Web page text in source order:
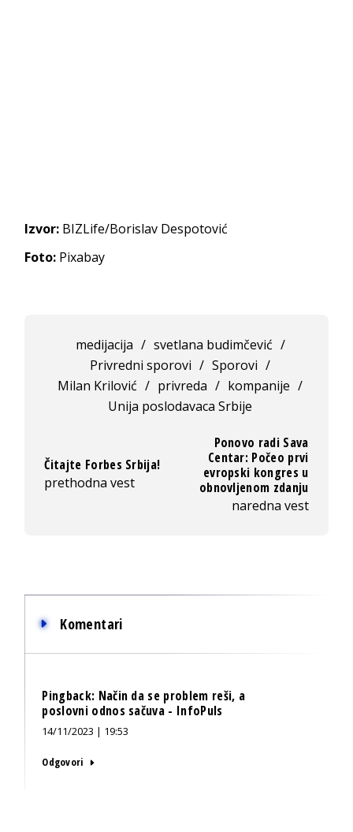
Izvor: BIZLife/Borislav Despotović
Foto: Pixabay
medijacija / svetlana budimčević /
Privredni sporovi / Sporovi /
Milan Krilović / privreda / kompanije /
Unija poslodavaca Srbije
Čitajte Forbes Srbija!
prethodna vest
Ponovo radi Sava
Centar: Počeo prvi
evropski kongres u
obnovljenom zdanju
naredna vest
Komentari
Pingback: Način da se problem reši, a
poslovni odnos sačuva - InfoPuls
14/11/2023 | 19:53
Odgovori